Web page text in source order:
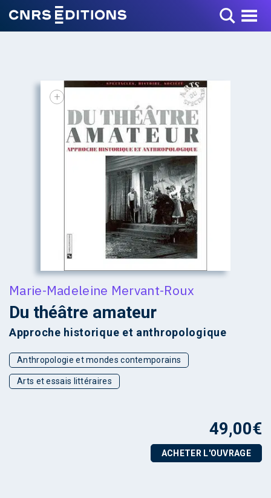
Toggle Menu
+
Marie-Madeleine Mervant-Roux
Du théâtre amateur
Approche historique et anthropologique
Anthropologie et mondes contemporains
Arts et essais littéraires
49,00€
ACHETER L'OUVRAGE